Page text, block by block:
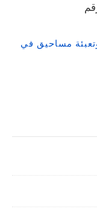
مساحيق في